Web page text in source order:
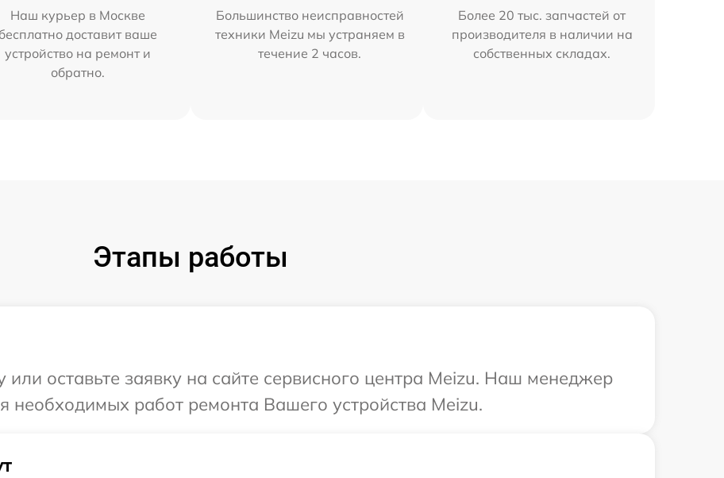
Наш курьер в Москве
бесплатно доставит ваше
устройство на ремонт и
обратно.
Большинство неисправностей
техники Meizu мы устраняем в
течение 2 часов.
Более 20 тыс. запчастей от
производителя в наличии на
собственных складах.
Этапы работы
оставьте заявку на сайте сервисного центра Meizu. Наш менеджер
необходимых работ ремонта Вашего устройства Meizu.